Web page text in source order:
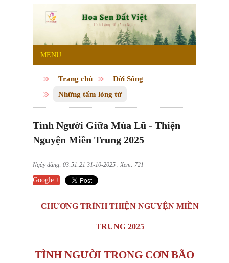
MENU
Trang chủ
Đời Sống
Những tấm lòng từ
Tình Người Giữa Mùa Lũ - Thiện
Nguyện Miền Trung 2025
Ngày đăng: 03:51:21 31-10-2025 . Xem: 721
Google +
CHƯƠNG TRÌNH THIỆN NGUYỆN MIỀN
TRUNG 2025
TÌNH NGƯỜI TRONG CƠN BÃO